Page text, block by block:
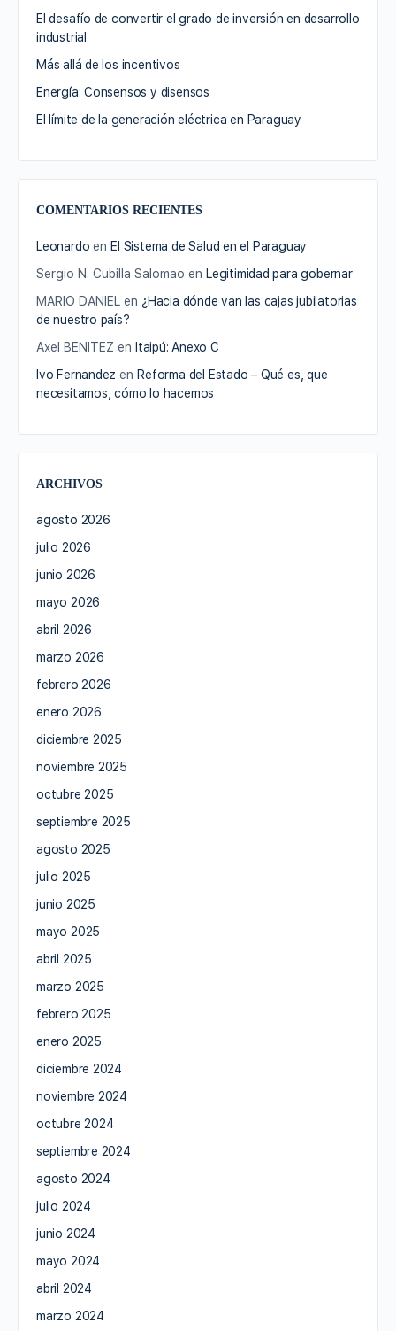
El desafío de convertir el grado de inversión en desarrollo
industrial
Más allá de los incentivos
Energía: Consensos y disensos
El límite de la generación eléctrica en Paraguay
COMENTARIOS RECIENTES
Leonardo en El Sistema de Salud en el Paraguay
Sergio N. Cubilla Salomao en Legitimidad para gobernar
MARIO DANIEL en ¿Hacia dónde van las cajas jubilatorias
de nuestro país?
Axel BENITEZ en Itaipú: Anexo C
Ivo Fernandez en Reforma del Estado – Qué es, que
necesitamos, cómo lo hacemos
ARCHIVOS
agosto 2026
julio 2026
junio 2026
mayo 2026
abril 2026
marzo 2026
febrero 2026
enero 2026
diciembre 2025
noviembre 2025
octubre 2025
septiembre 2025
agosto 2025
julio 2025
junio 2025
mayo 2025
abril 2025
marzo 2025
febrero 2025
enero 2025
diciembre 2024
noviembre 2024
octubre 2024
septiembre 2024
agosto 2024
julio 2024
junio 2024
mayo 2024
abril 2024
marzo 2024